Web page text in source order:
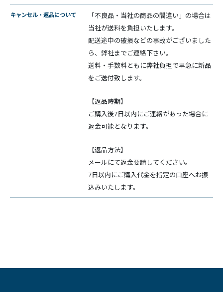
キャンセル・返品について
「不良品・当社の商品の間違い」の場合は
当社が送料を負担いたします。
配送途中の破損などの事故がございました
ら、弊社までご連絡下さい。
送料・手数料ともに弊社負担で早急に新品
をご送付致します。
【返品時期】
ご購入後7日以内にご連絡があった場合に
返金可能となります。
【返品方法】
メールにて返金要請してください。
7日以内にご購入代金を指定の口座へお振
込みいたします。